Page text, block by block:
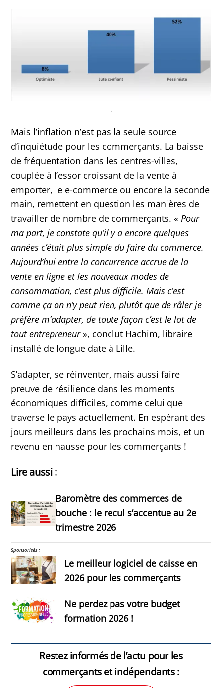
.
Mais l’inflation n’est pas la seule source
d’inquiétude pour les commerçants. La baisse
de fréquentation dans les centres-villes,
couplée à l’essor croissant de la vente à
emporter, le e-commerce ou encore la seconde
main, remettent en question les manières de
travailler de nombre de commerçants. « Pour
ma part, je constate qu’il y a encore quelques
années c’était plus simple du faire du commerce.
Aujourd’hui entre la concurrence accrue de la
vente en ligne et les nouveaux modes de
consommation, c’est plus difficile. Mais c’est
comme ça on n’y peut rien, plutôt que de râler je
préfère m’adapter, de toute façon c’est le lot de
tout entrepreneur », conclut Hachim, libraire
installé de longue date à Lille.
S’adapter, se réinventer, mais aussi faire
preuve de résilience dans les moments
économiques difficiles, comme celui que
traverse le pays actuellement. En espérant des
jours meilleurs dans les prochains mois, et un
revenu en hausse pour les commerçants !
Lire aussi :
Baromètre des commerces de
bouche : le recul s’accentue au 2e
trimestre 2026
Sponsorisés :
Le meilleur logiciel de caisse en
2026 pour les commerçants
Ne perdez pas votre budget
formation 2026 !
Restez informés de l’actu pour les
commerçants et indépendants :